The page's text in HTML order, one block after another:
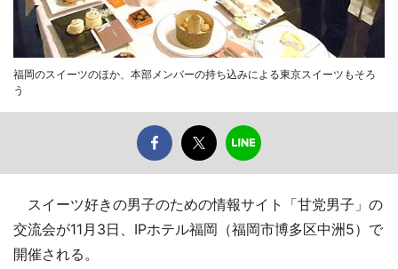
福岡のスイーツのほか、本部メンバーの持ち込みによる東京スイーツもそろ
う
スイーツ好きの男子のための情報サイト「甘党男子」の
交流会が11月3日、IPホテル福岡（福岡市博多区中洲5）で
開催される。